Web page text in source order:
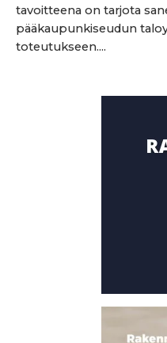
tavoitteena on tarjota
pääkaupunkiseudun
toteutukseen....